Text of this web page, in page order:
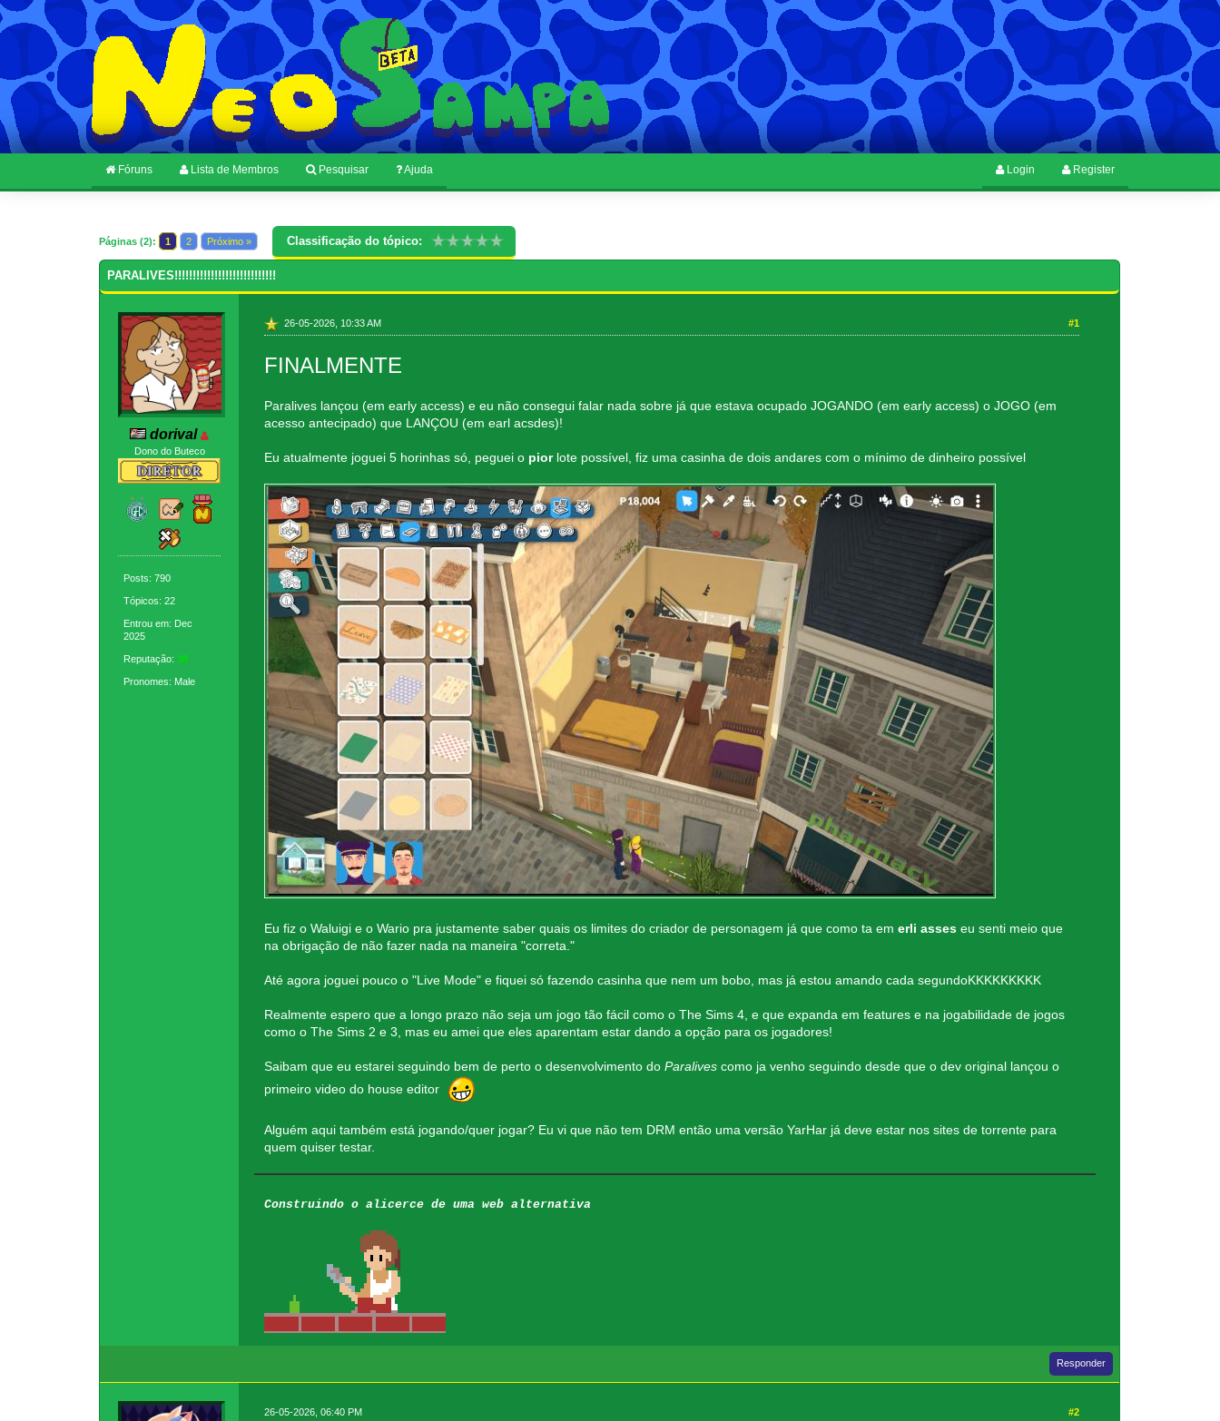
Fóruns Lista de Membros Pesquisar Ajuda Register
Login
Páginas (2): 1 2 Próximo » Classificação do tópico:
PARALIVES!!!!!!!!!!!!!!!!!!!!!!!!!!!!
dorival
Dono do Buteco
Posts: 790
Tópicos: 22
Entrou em: Dec
2025
Reputação:38
Pronomes: Male
#1
26-05-2026, 10:33 AM
FINALMENTE
Paralives lançou (em early access) e eu não consegui falar nada sobre já que estava ocupado JOGANDO (em early access) o JOGO (em
acesso antecipado) que LANÇOU (em earl acsdes)!
Eu atualmente joguei 5 horinhas só, peguei o piorlote possível, fiz uma casinha de dois andares com o mínimo de dinheiro possível
Eu fiz o Waluigi e o Wario pra justamente saber quais os limites do criador de personagem já que como ta em erli asses eu senti meio que
na obrigação de não fazer nada na maneira "correta."
Até agora joguei pouco o "Live Mode" e fiquei só fazendo casinha que nem um bobo, mas já estou amando cada segundoKKKKKKKKK
Realmente espero que a longo prazo não seja um jogo tão fácil como o The Sims 4, e que expanda em features e na jogabilidade de jogos
como o The Sims 2 e 3, mas eu amei que eles aparentam estar dando a opção para os jogadores!
Saibam que eu estarei seguindo bem de perto o desenvolvimento do Paralives como ja venho seguindo desde que o dev original lançou o
primeiro video do house editor
Alguém aqui também está jogando/quer jogar? Eu vi que não tem DRM então uma versão YarHar já deve estar nos sites de torrente para
quem quiser testar.
Construindo o alicerce de uma web alternativa
Responder
#2
26-05-2026, 06:40 PM